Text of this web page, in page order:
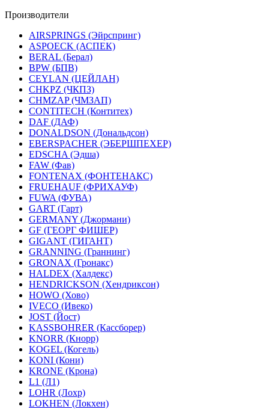
Производители
AIRSPRINGS (Эйрспринг)
ASPOECK (АСПЕК)
BERAL (Берал)
BPW (БПВ)
CEYLAN (ЦЕЙЛАН)
CHKPZ (ЧКПЗ)
CHMZAP (ЧМЗАП)
CONTITECH (Контитех)
DAF (ДАФ)
DONALDSON (Дональдсон)
EBERSPACHER (ЭБЕРШПЕХЕР)
EDSCHA (Эдша)
FAW (Фав)
FONTENAX (ФОНТЕНАКС)
FRUEHAUF (ФРИХАУФ)
FUWA (ФУВА)
GART (Гарт)
GERMANY (Джормани)
GF (ГЕОРГ ФИШЕР)
GIGANT (ГИГАНТ)
GRANNING (Граннинг)
GRONAX (Гронакс)
HALDEX (Халдекс)
HENDRICKSON (Хендриксон)
HOWO (Хово)
IVECO (Ивеко)
JOST (Йост)
KASSBOHRER (Касcборер)
KNORR (Кнорр)
KOGEL (Когель)
KONI (Кони)
KRONE (Крона)
L1 (Л1)
LOHR (Лохр)
LOKHEN (Локхен)